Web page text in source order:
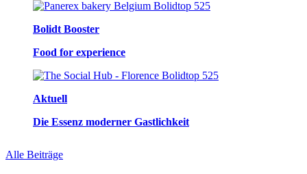
Bolidt Booster
Food for experience
Aktuell
Die Essenz moderner Gastlichkeit
Alle Beiträge